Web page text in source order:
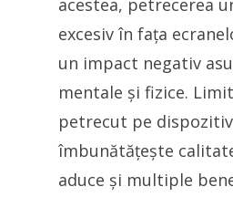
acestea, petrecerea
excesiv în fața
un impact negativ
mentale și fizice.
petrecut pe
îmbunătățește
aduce și multiple